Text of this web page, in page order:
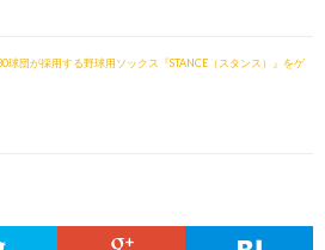
球団が採用する野球用ソックス『STANCE（スタンス）』をゲ